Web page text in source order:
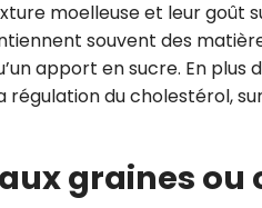
moelleuse et leur goût
souvent des
apport en sucre. En
du cholestérol,
graines ou